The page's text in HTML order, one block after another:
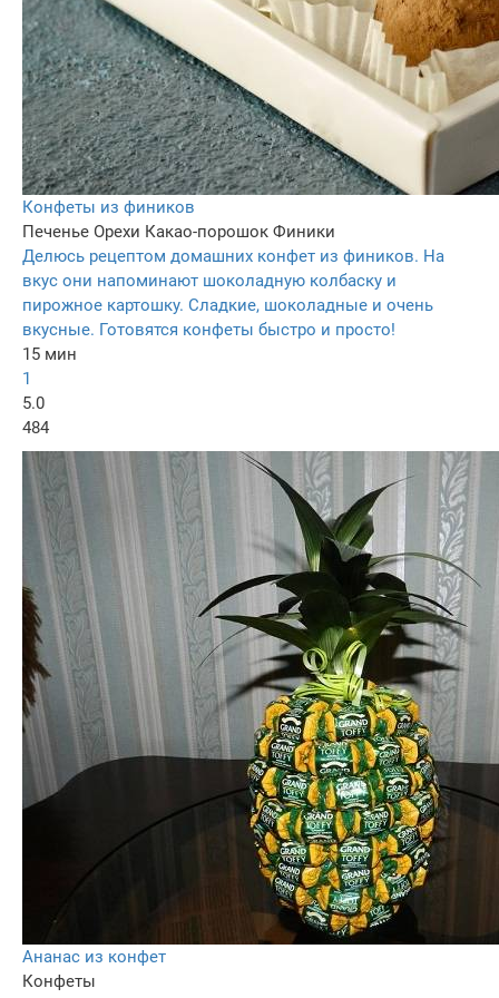
Конфеты из фиников
Печенье Орехи Какао-порошок Финики
Делюсь рецептом домашних конфет из фиников. На
вкус они напоминают шоколадную колбаску и
пирожное картошку. Сладкие, шоколадные и очень
вкусные. Готовятся конфеты быстро и просто!
15 мин
1
5.0
484
Ананас из конфет
Конфеты